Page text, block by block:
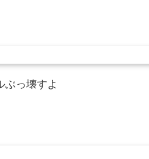
ぶっ壊すよ